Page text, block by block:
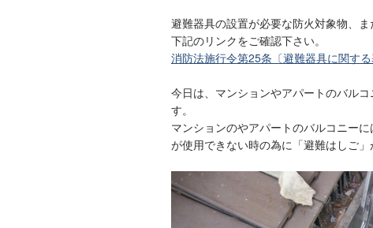
避難器具の設置が必要な防火対象物、
下記のリンクをご確認下さい。
消防法施行令第25条〔避難器具に関する
今日は、マンションやアパートのバル
す。
マンションのやアパートのバルコニー
が使用できない時の為に「避難はしご」